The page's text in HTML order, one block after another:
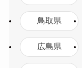
鳥取県
広島県